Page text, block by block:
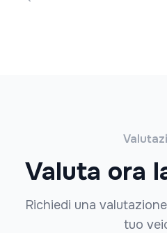
Valuta ora
Richiedi una
tuo